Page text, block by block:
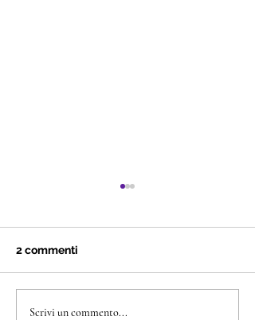
Chloe
2 commenti
Scrivi un commento...